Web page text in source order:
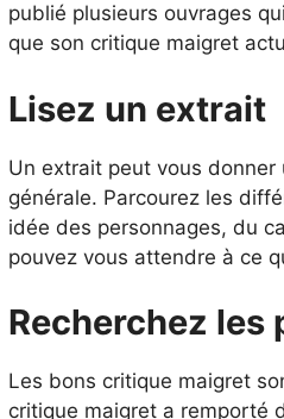
publié plusieurs ouvrages
que son critique maigret
Lisez un extrait
Un extrait peut vous
générale. Parcourez les
idée des personnages, du
pouvez vous attendre à ce
Recherchez les
Les bons critique maigret
critique maigret a remporté